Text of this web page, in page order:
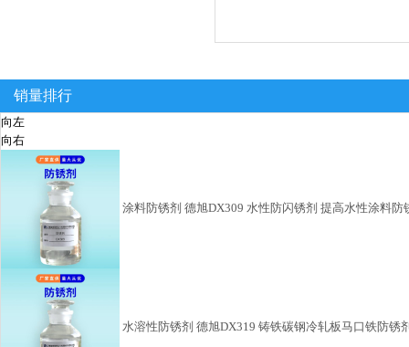
销量排行
向左
向右
涂料防锈剂 德旭DX309 水性防闪锈剂 提高水性涂料防
水溶性防锈剂 德旭DX319 铸铁碳钢冷轧板马口铁防锈